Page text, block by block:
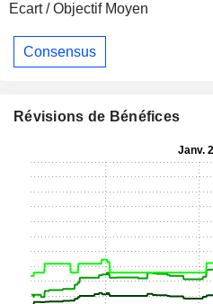
Ecart / Objectif Moyen
Consensus
Révisions de Bénéfices